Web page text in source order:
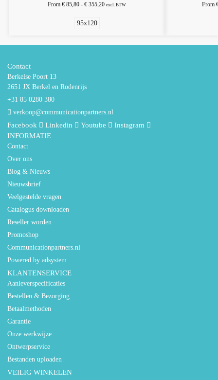
From€ 85,80 - € 355,20 excl. BTW
95x120
From
Contact
Berkelse Poort 13
2651 JX Berkel en Rodenrijs
+31 85 0280 380
verkoop@communicationpartners.nl
Facebook Linkedin Youtube
Instagram
INFORMATIE
Contact
Over ons
Blog & Nieuws
Nieuwsbrief
Veelgestelde vragen
Catalogus downloaden
Reseller worden
Promoshop
Communicationpartners.nl
Powered by adsystem.
KLANTENSERVICE
Aanleverspecificaties
Bestellen & Bezorging
Betaalmethoden
Garantie
Onze werkwijze
Ontwerpservice
Bestanden uploaden
VEILIG WINKELEN